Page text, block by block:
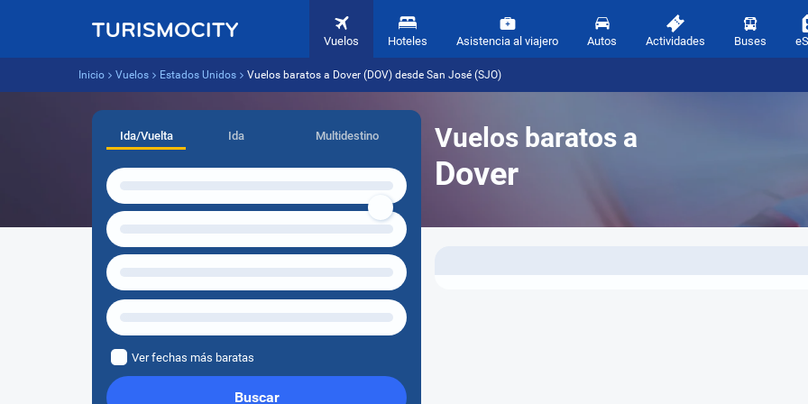
Vuelos Hoteles Asistencia al viajero Autos Actividades Buses
Inicio Vuelos Estados Unidos Vuelos baratos a Dover (DOV) desde San José (SJO)
Vuelos baratos a
Dover
Ida/Vuelta Ida Multidestino
Ver fechas más baratas
Buscar